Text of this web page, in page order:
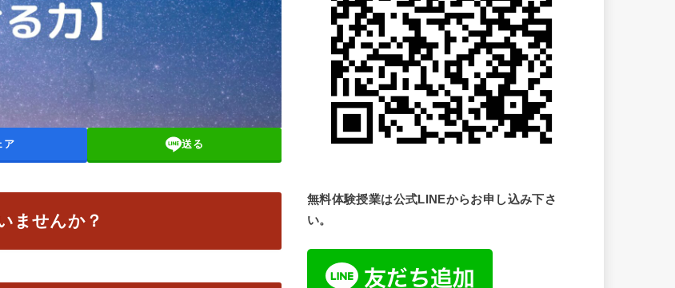
ア 送る
ませんか？
無料体験授業は公式LINEからお申し込み下さ
い。